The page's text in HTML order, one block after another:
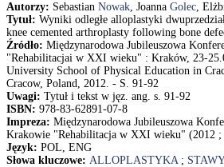
Autorzy: Sebastian Nowak, Joanna Golec,
Tytuł: Wyniki odległe alloplastyki
knee cemented arthroplasty following bone
Źródło: Międzynarodowa Jubileuszowa
"Rehabilitacjai w XXI wieku" : Kraków, 23-
University School of Physical Education in
Cracow, Poland, 2012. - S. 91-92
Uwagi: Tytuł i tekst w jęz. ang. s. 91-92
ISBN: 978-83-62891-07-8
Impreza: Międzynarodowa Jubileuszowa
Krakowie "Rehabilitacja w XXI wieku" (2012 ;
Język: POL, ENG
Słowa kluczowe: ALLOPLASTYKA; STAWY